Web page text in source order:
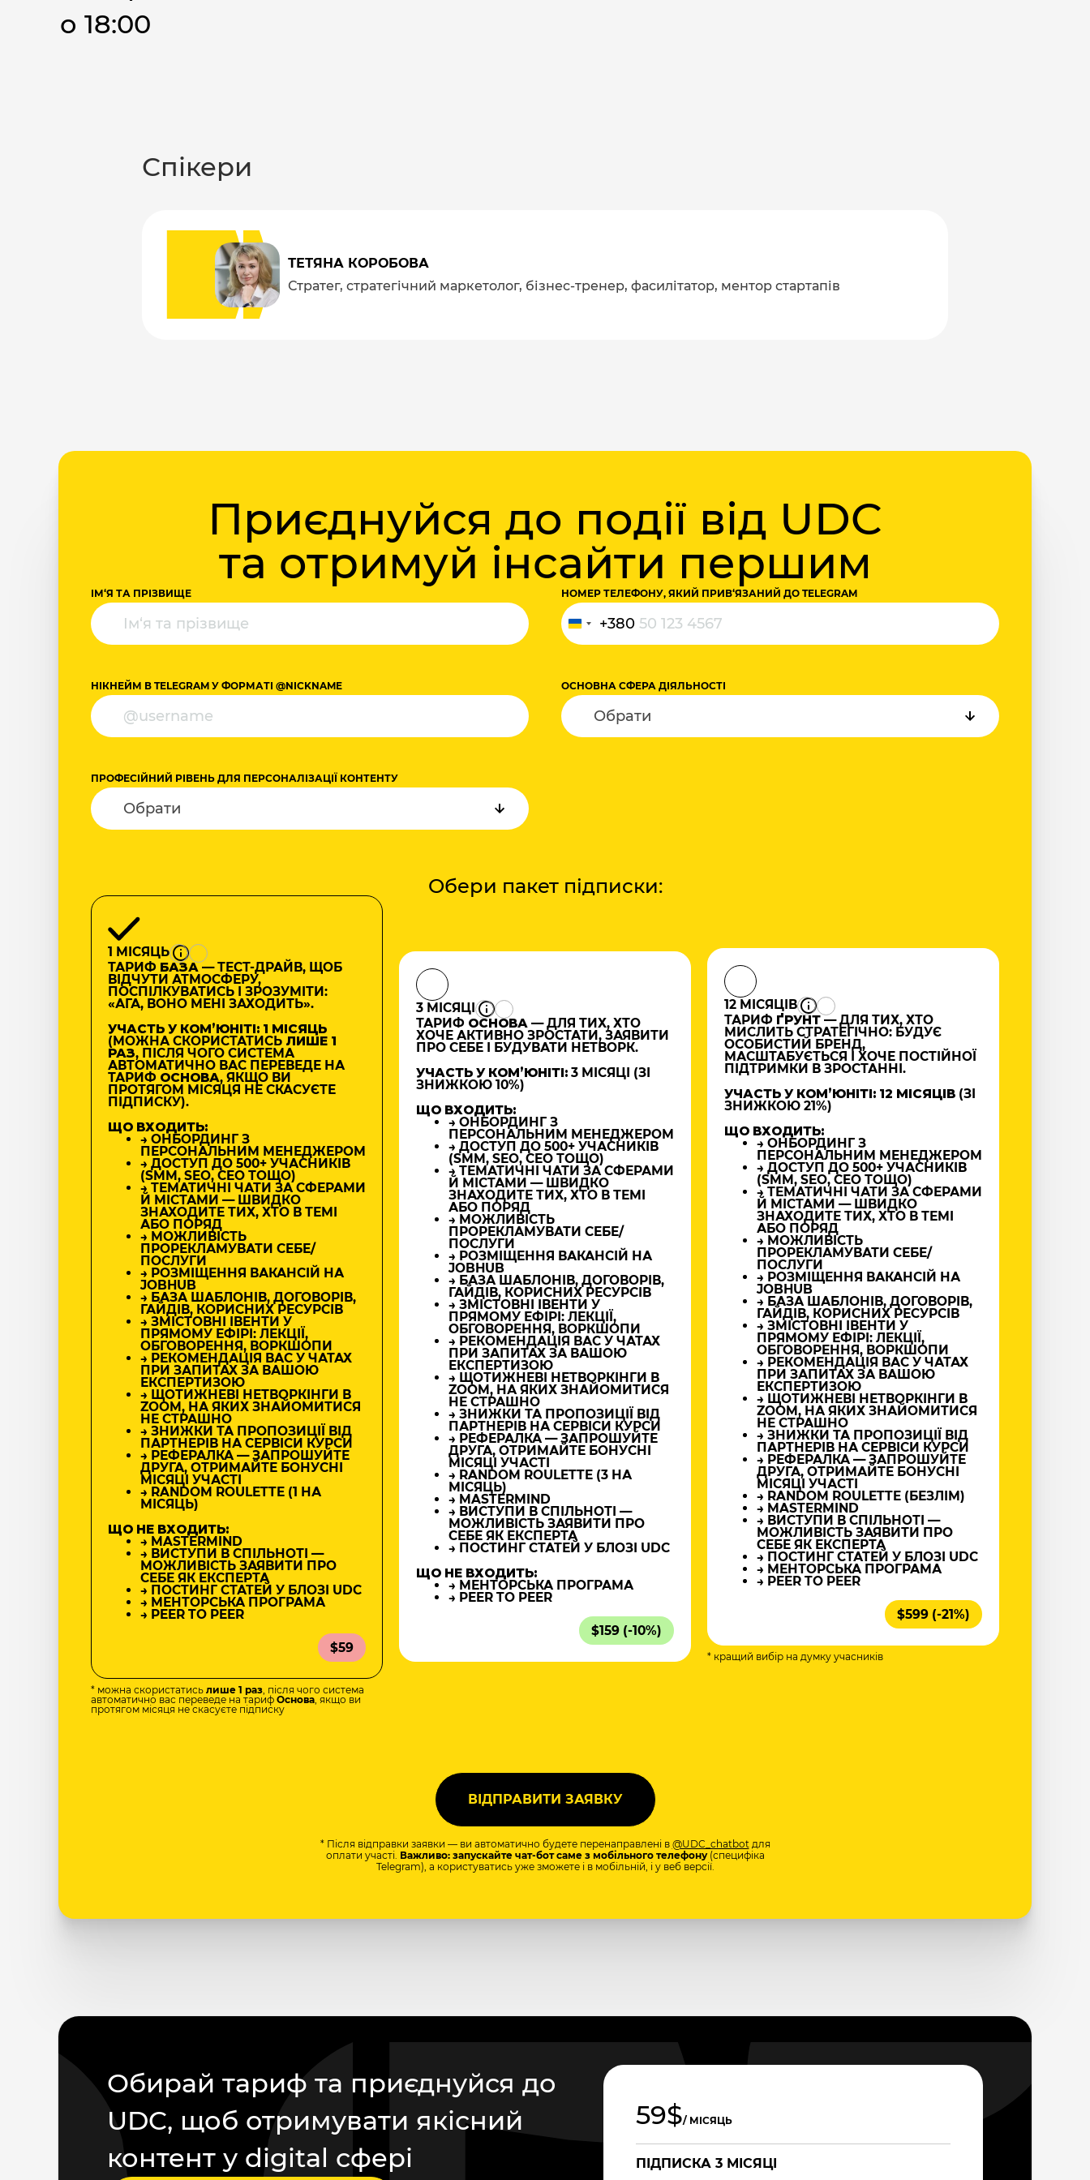
о 18:00
Спікери
ТЕТЯНА КОРОБОВА
Стратег, стратегічний маркетолог, бізнес-тренер, фасилітатор, ментор стартапів
Приєднуйся до події від UDC
та отримуй інсайти першим
ІМ‘Я ТА ПРІЗВИЩЕ НОМЕР ТЕЛЕФОНУ, ЯКИЙ ПРИВ‘ЯЗАНИЙ ДО TELEGRAM
Україна
+380
+380
НІКНЕЙМ В TELEGRAM У ФОРМАТІ @NICKNAME ОСНОВНА СФЕРА ДІЯЛЬНОСТІ
ПРОФЕСІЙНИЙ РІВЕНЬ ДЛЯ ПЕРСОНАЛІЗАЦІЇ КОНТЕНТУ
Обери пакет підписки:
1 МІСЯЦЬ
ТАРИФ БАЗА— ТЕСТ-ДРАЙВ, ЩОБ
ВІДЧУТИ АТМОСФЕРУ,
ПОСПІЛКУВАТИСЬ І ЗРОЗУМІТИ:
«АГА, ВОНО МЕНІ ЗАХОДИТЬ».
УЧАСТЬ У КОМʼЮНІТІ: 1 МІСЯЦЬ
(МОЖНА СКОРИСТАТИСЬ ЛИШЕ 1
РАЗ, ПІСЛЯ ЧОГО СИСТЕМА
АВТОМАТИЧНО ВАС ПЕРЕВЕДЕ НА
ТАРИФ ОСНОВА, ЯКЩО ВИ
ПРОТЯГОМ МІСЯЦЯ НЕ СКАСУЄТЕ
ПІДПИСКУ).
ЩО ВХОДИТЬ:
→ ОНБОРДИНГ З
ПЕРСОНАЛЬНИМ МЕНЕДЖЕРОМ
→ ДОСТУП ДО 500+ УЧАСНИКІВ
(SMM, SEO, CEO ТОЩО)
→ ТЕМАТИЧНІ ЧАТИ ЗА СФЕРАМИ
Й МІСТАМИ — ШВИДКО
ЗНАХОДИТЕ ТИХ, ХТО В ТЕМІ
АБО ПОРЯД
→ МОЖЛИВІСТЬ
ПРОРЕКЛАМУВАТИ СЕБЕ/
ПОСЛУГИ
→ РОЗМІЩЕННЯ ВАКАНСІЙ НА
JOBHUB
→ БАЗА ШАБЛОНІВ, ДОГОВОРІВ,
ГАЙДІВ, КОРИСНИХ РЕСУРСІВ
→ ЗМІСТОВНІ ІВЕНТИ У
ПРЯМОМУ ЕФІРІ: ЛЕКЦІЇ,
ОБГОВОРЕННЯ, ВОРКШОПИ
→ РЕКОМЕНДАЦІЯ ВАС У ЧАТАХ
ПРИ ЗАПИТАХ ЗА ВАШОЮ
ЕКСПЕРТИЗОЮ
→ ЩОТИЖНЕВІ НЕТВОРКІНГИ В
ZOOM, НА ЯКИХ ЗНАЙОМИТИСЯ
НЕ СТРАШНО
→ ЗНИЖКИ ТА ПРОПОЗИЦІЇ ВІД
ПАРТНЕРІВ НА СЕРВІСИ КУРСИ
→ РЕФЕРАЛКА — ЗАПРОШУЙТЕ
ДРУГА, ОТРИМАЙТЕ БОНУСНІ
МІСЯЦІ УЧАСТІ
→ RANDOM ROULETTE (1 НА
МІСЯЦЬ)
ЩО НЕ ВХОДИТЬ:
→ MASTERMIND
→ ВИСТУПИ В СПІЛЬНОТІ —
МОЖЛИВІСТЬ ЗАЯВИТИ ПРО
СЕБЕ ЯК ЕКСПЕРТА
→ ПОСТИНГ СТАТЕЙ У БЛОЗІ UDC
→ МЕНТОРСЬКА ПРОГРАМА
→ PEER TO PEER
$59
* можна скористатись лише 1 раз, після чого система
автоматично вас переведе на тариф Основа, якщо ви
протягом місяця не скасуєте підписку
3 МІСЯЦІ
ТАРИФ ОСНОВА — ДЛЯ ТИХ, ХТО
ХОЧЕ АКТИВНО ЗРОСТАТИ, ЗАЯВИТИ
ПРО СЕБЕ І БУДУВАТИ НЕТВОРК.
УЧАСТЬ У КОМʼЮНІТІ: 3 МІСЯЦІ (ЗІ
ЗНИЖКОЮ 10%)
ЩО ВХОДИТЬ:
→ ОНБОРДИНГ З
ПЕРСОНАЛЬНИМ МЕНЕДЖЕРОМ
→ ДОСТУП ДО 500+ УЧАСНИКІВ
(SMM, SEO, CEO ТОЩО)
→ ТЕМАТИЧНІ ЧАТИ ЗА СФЕРАМИ
Й МІСТАМИ — ШВИДКО
ЗНАХОДИТЕ ТИХ, ХТО В ТЕМІ
АБО ПОРЯД
→ МОЖЛИВІСТЬ
ПРОРЕКЛАМУВАТИ СЕБЕ/
ПОСЛУГИ
→ РОЗМІЩЕННЯ ВАКАНСІЙ НА
JOBHUB
→ БАЗА ШАБЛОНІВ, ДОГОВОРІВ,
ГАЙДІВ, КОРИСНИХ РЕСУРСІВ
→ ЗМІСТОВНІ ІВЕНТИ У
ПРЯМОМУ ЕФІРІ: ЛЕКЦІЇ,
ОБГОВОРЕННЯ, ВОРКШОПИ
→ РЕКОМЕНДАЦІЯ ВАС У ЧАТАХ
ПРИ ЗАПИТАХ ЗА ВАШОЮ
ЕКСПЕРТИЗОЮ
→ ЩОТИЖНЕВІ НЕТВОРКІНГИ В
ZOOM, НА ЯКИХ ЗНАЙОМИТИСЯ
НЕ СТРАШНО
→ ЗНИЖКИ ТА ПРОПОЗИЦІЇ ВІД
ПАРТНЕРІВ НА СЕРВІСИ КУРСИ
→ РЕФЕРАЛКА — ЗАПРОШУЙТЕ
ДРУГА, ОТРИМАЙТЕ БОНУСНІ
МІСЯЦІ УЧАСТІ
→ RANDOM ROULETTE (3 НА
МІСЯЦЬ)
→ MASTERMIND
→ ВИСТУПИ В СПІЛЬНОТІ —
МОЖЛИВІСТЬ ЗАЯВИТИ ПРО
СЕБЕ ЯК ЕКСПЕРТА
→ ПОСТИНГ СТАТЕЙ У БЛОЗІ UDC
ЩО НЕ ВХОДИТЬ:
→ МЕНТОРСЬКА ПРОГРАМА
→ PEER TO PEER
$159 (-10%)
12 МІСЯЦІВ
ТАРИФ ҐРУНТ— ДЛЯ ТИХ, ХТО
МИСЛИТЬ СТРАТЕГІЧНО: БУДУЄ
ОСОБИСТИЙ БРЕНД,
МАСШТАБУЄТЬСЯ І ХОЧЕ ПОСТІЙНОЇ
ПІДТРИМКИ В ЗРОСТАННІ.
УЧАСТЬ У КОМʼЮНІТІ: 12 МІСЯЦІВ (ЗІ
ЗНИЖКОЮ 21%)
ЩО ВХОДИТЬ:
→ ОНБОРДИНГ З
ПЕРСОНАЛЬНИМ МЕНЕДЖЕРОМ
→ ДОСТУП ДО 500+ УЧАСНИКІВ
(SMM, SEO, CEO ТОЩО)
→ ТЕМАТИЧНІ ЧАТИ ЗА СФЕРАМИ
Й МІСТАМИ — ШВИДКО
ЗНАХОДИТЕ ТИХ, ХТО В ТЕМІ
АБО ПОРЯД
→ МОЖЛИВІСТЬ
ПРОРЕКЛАМУВАТИ СЕБЕ/
ПОСЛУГИ
→ РОЗМІЩЕННЯ ВАКАНСІЙ НА
JOBHUB
→ БАЗА ШАБЛОНІВ, ДОГОВОРІВ,
ГАЙДІВ, КОРИСНИХ РЕСУРСІВ
→ ЗМІСТОВНІ ІВЕНТИ У
ПРЯМОМУ ЕФІРІ: ЛЕКЦІЇ,
ОБГОВОРЕННЯ, ВОРКШОПИ
→ РЕКОМЕНДАЦІЯ ВАС У ЧАТАХ
ПРИ ЗАПИТАХ ЗА ВАШОЮ
ЕКСПЕРТИЗОЮ
→ ЩОТИЖНЕВІ НЕТВОРКІНГИ В
ZOOM, НА ЯКИХ ЗНАЙОМИТИСЯ
НЕ СТРАШНО
→ ЗНИЖКИ ТА ПРОПОЗИЦІЇ ВІД
ПАРТНЕРІВ НА СЕРВІСИ КУРСИ
→ РЕФЕРАЛКА — ЗАПРОШУЙТЕ
ДРУГА, ОТРИМАЙТЕ БОНУСНІ
МІСЯЦІ УЧАСТІ
→ RANDOM ROULETTE (БЕЗЛІМ)
→ MASTERMIND
→ ВИСТУПИ В СПІЛЬНОТІ —
МОЖЛИВІСТЬ ЗАЯВИТИ ПРО
СЕБЕ ЯК ЕКСПЕРТА
→ ПОСТИНГ СТАТЕЙ У БЛОЗІ UDC
→ МЕНТОРСЬКА ПРОГРАМА
→ PEER TO PEER
$599 (-21%)
* кращий вибір на думку учасників
* Після відправки заявки — ви автоматично будете перенаправлені в @UDC_chatbotдля
оплати участі. Важливо: запускайте чат-бот саме з мобільного телефону(специфіка
Telegram), а користуватись уже зможете і в мобільній, і у веб версії.
Обирай тариф та приєднуйся до
UDC, щоб отримувати якісний
контент у digital сфері
59$/ МІСЯЦЬ
ПІДПИСКА 3 МІСЯЦІ